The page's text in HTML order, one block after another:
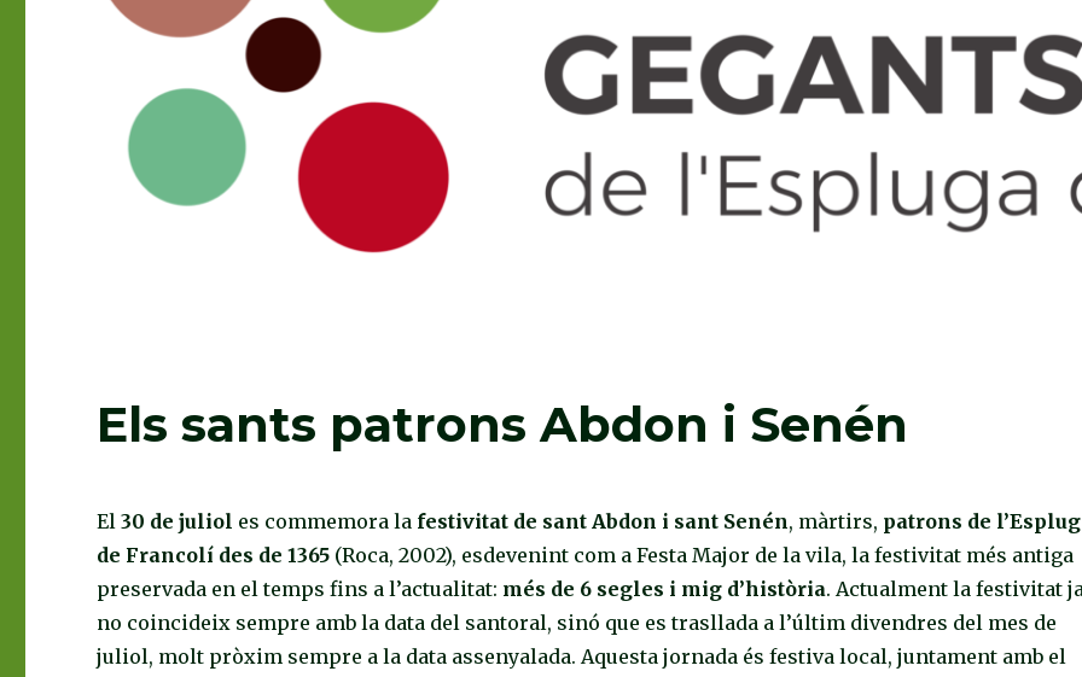
Els sants patrons Abdon i Senén
El30 de juliol es commemora la festivitat de sant Abdon i sant Senén, màrtirs, patrons de
de Francolí des de 1365 (Roca, 2002), esdevenint com a Festa Major de la vila, la festivitat més antiga
preservada en el temps fins a l’actualitat: més de 6 segles i mig d’història. Actualment la festivitat
no coincideix sempre amb la data del santoral, sinó que es trasllada a l’últim divendres del mes de
juliol, molt pròxim sempre a la data assenyalada. Aquesta jornada és festiva local, juntament amb el